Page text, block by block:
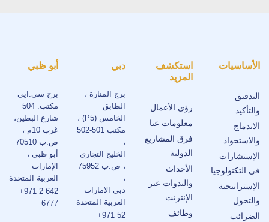
الأساسيات
التدقيق
والتأكيد
الاندماج
والاستحواذ
الإستشارات
في التكنولوجيا
الإستراتيجية
والتحول
الضرائب
استكشف
المزيد
رؤى الأعمال
معلومات عنا
فرق المشاريع
الدولية
الأحداث
والندوات عبر
الإنترنت
وظائف
دبي
برج المنارة ،
الطابق
الخامس (P5) ،
مكتب 501-502
،
الخليج التجاري
، ص.ب 75952
،
دبي الامارات
العربية المتحدة
+971 52
أبو ظبي
برج سي.ايي
مكتب. 504
شارع البطين،
غرب 10م ،
ص.ب 70510
أبو ظبي ،
الإمارات
العربية المتحدة
+971 2 642
6777